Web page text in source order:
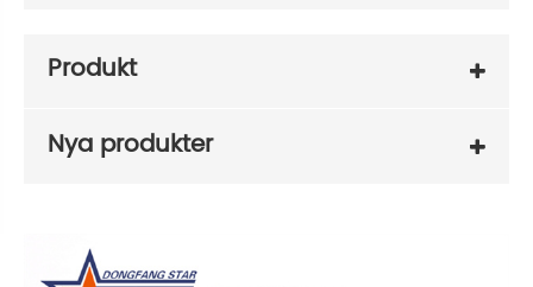
Produkt
Nya produkter